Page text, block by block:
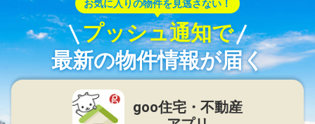
お気に入りの物件を見逃さない！
プッシュ通知で
最新の物件情報が届く
goo住宅・不動産